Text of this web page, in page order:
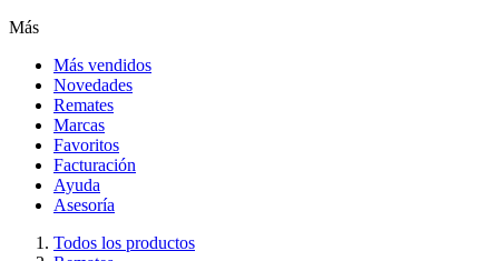
Más
Más vendidos
Novedades
Remates
Marcas
Favoritos
Facturación
Ayuda
Asesoría
Todos los productos